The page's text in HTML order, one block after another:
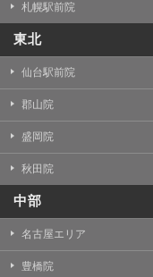
札幌駅前院
東北
仙台駅前院
郡山院
盛岡院
秋田院
中部
名古屋エリア
豊橋院